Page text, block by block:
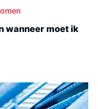
wanneer moet ik